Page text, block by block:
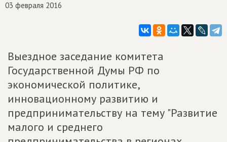
03 февраля 2016
Выездное заседание комитета
Государственной Думы РФ по
экономической политике,
инновационному развитию и
предпринимательству на тему "Развитие
малого и среднего